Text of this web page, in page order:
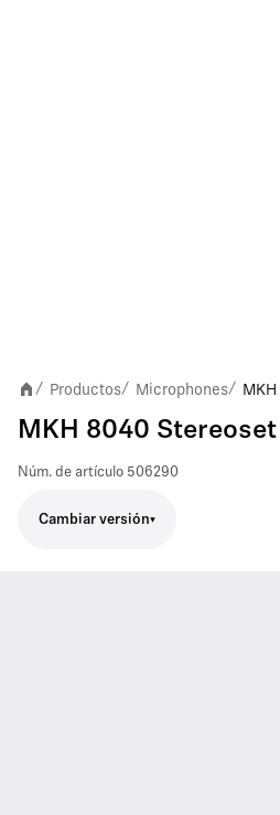
/ Productos/ Microphones/
MKH 8040 Stereoset
Núm. de artículo 506290
Cambiar versión